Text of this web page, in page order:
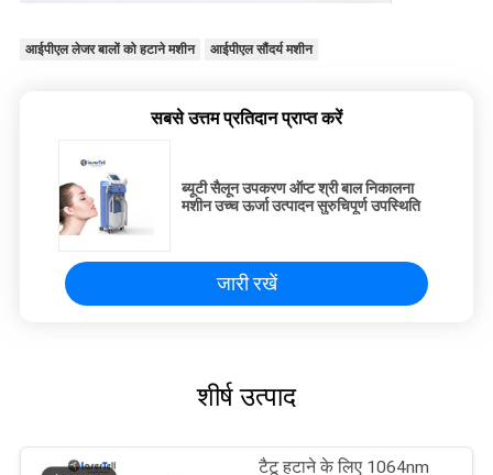
आईपीएल लेजर बालों को हटाने मशीन आईपीएल सौंदर्य मशीन
सबसे उत्तम प्रतिदान प्राप्त करें
ब्यूटी सैलून उपकरण ऑप्ट श्री बाल निकालना
मशीन उच्च ऊर्जा उत्पादन सुरुचिपूर्ण उपस्थिति
जारी रखें
शीर्ष उत्पाद
टैटू हटाने के लिए 1064nm